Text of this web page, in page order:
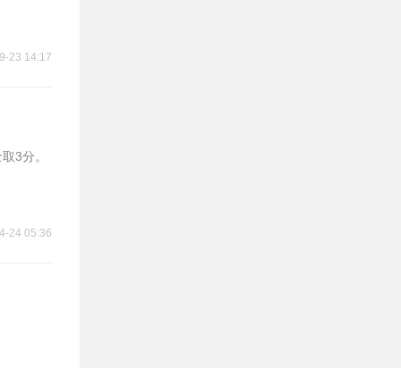
23 14:17
3分。
24 05:36